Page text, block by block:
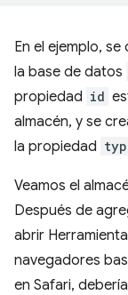
En el ejemplo,
la base de datos
propiedad id
almacén, y se
la propiedad
Veamos el
Después de
abrir
navegadores
en Safari,